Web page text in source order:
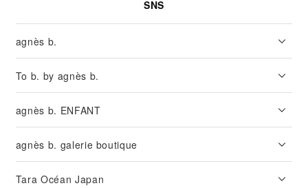
SNS
agnès b.
To b. by agnès b.
agnès b. ENFANT
agnès b. galerie boutique
Tara Océan Japan